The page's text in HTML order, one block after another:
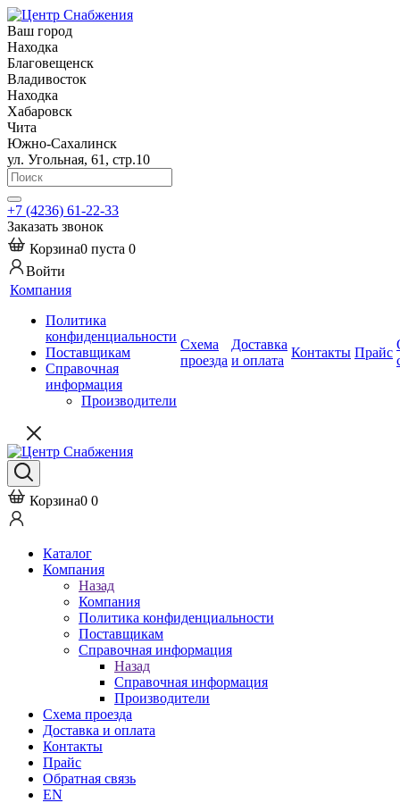
Ваш город
Находка
Благовещенск
Владивосток
Находка
Хабаровск
Чита
Южно-Сахалинск
ул. Угольная, 61, стр.10
+7 (4236) 61-22-33
Заказать звонок
Корзина0 пуста 0
Войти
Компания
Политика
конфиденциальности
Поставщикам
Справочная
информация
Производители
Схема
проезда
Доставка
и оплата
Контакты Прайс
Корзина0 0
Каталог
Компания
Назад
Компания
Политика конфиденциальности
Поставщикам
Справочная информация
Назад
Справочная информация
Производители
Схема проезда
Доставка и оплата
Контакты
Прайс
Обратная связь
EN